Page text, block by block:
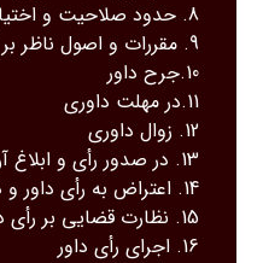
8. حدود صلاحیت و اختیار داوران
9. مقررات و اصول ناظر بر نحوه رسیدگی داوران
10.جرح داور
11.در مهلت داوری
12. زوال داوری
13. در صدور رأی و ابلاغ آن
14. اعتراض به رأی داور و دعوای ابطال آن
15. نظارت قضایی بر رأی داور
16. اجرای رأی داور